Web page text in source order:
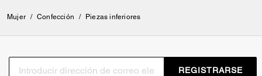
Mujer / Confección / Piezas inferiores
REGISTRARSE